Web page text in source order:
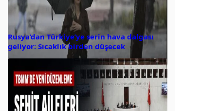
Rusya’dan Türkiye’ye serin hava dalgası
geliyor: Sıcaklık birden düşecek